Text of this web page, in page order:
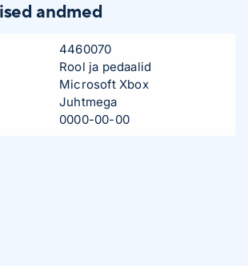
andmed
4460070
Rool ja pedaalid
Microsoft Xbox
Juhtmega
0000-00-00